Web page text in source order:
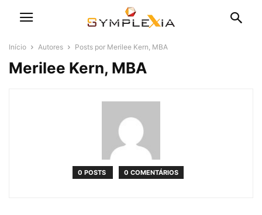
Início Autores Posts por Merilee Kern, MBA
Merilee Kern, MBA
0 POSTS 0 COMENTÁRIOS